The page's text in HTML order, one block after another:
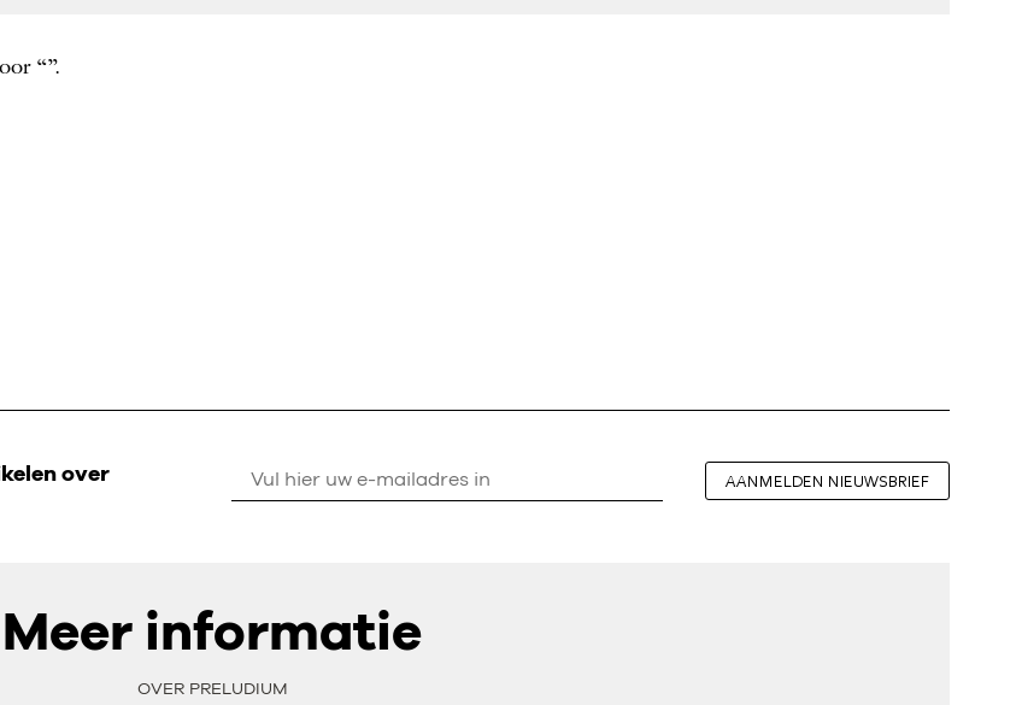
“”.
over
AANMELDEN NIEUWSBRIEF
Meer informatie
OVER PRELUDIUM